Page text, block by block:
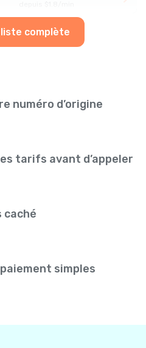
complète
numéro d’origine
tarifs avant d’appeler
caché
simples